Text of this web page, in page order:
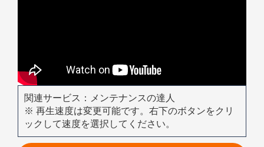
関連サービス：メンテナンスの達人
※ 再生速度は変更可能です。右下のボタンをクリ
ックして速度を選択してください。